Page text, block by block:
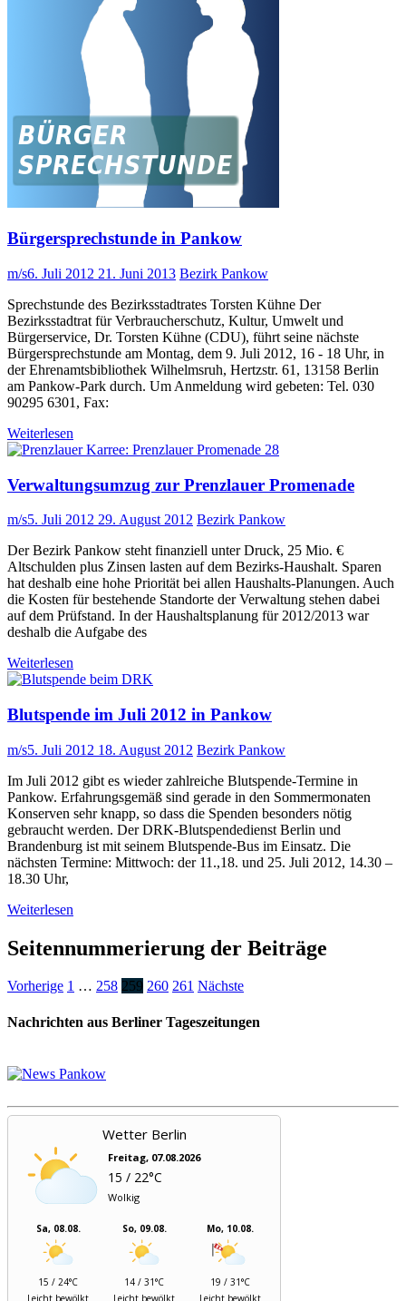
Bürgersprechstunde in Pankow
m/s6. Juli 2012 21. Juni 2013 Bezirk Pankow
Sprechstunde des Bezirksstadtrates Torsten Kühne Der
Bezirksstadtrat für Verbraucherschutz, Kultur, Umwelt und
Bürgerservice, Dr. Torsten Kühne (CDU), führt seine nächste
Bürgersprechstunde am Montag, dem 9. Juli 2012, 16 - 18 Uhr, in
der Ehrenamtsbibliothek Wilhelmsruh, Hertzstr. 61, 13158 Berlin
am Pankow-Park durch. Um Anmeldung wird gebeten: Tel. 030
90295 6301, Fax:
Weiterlesen
Verwaltungsumzug zur Prenzlauer Promenade
m/s5. Juli 2012 29. August 2012 Bezirk Pankow
Der Bezirk Pankow steht finanziell unter Druck, 25 Mio. €
Altschulden plus Zinsen lasten auf dem Bezirks-Haushalt. Sparen
hat deshalb eine hohe Priorität bei allen Haushalts-Planungen. Auch
die Kosten für bestehende Standorte der Verwaltung stehen dabei
auf dem Prüfstand. In der Haushaltsplanung für 2012/2013 war
deshalb die Aufgabe des
Weiterlesen
Blutspende im Juli 2012 in Pankow
m/s5. Juli 2012 18. August 2012 Bezirk Pankow
Im Juli 2012 gibt es wieder zahlreiche Blutspende-Termine in
Pankow. Erfahrungsgemäß sind gerade in den Sommermonaten
Konserven sehr knapp, so dass die Spenden besonders nötig
gebraucht werden. Der DRK-Blutspendedienst Berlin und
Brandenburg ist mit seinem Blutspende-Bus im Einsatz. Die
nächsten Termine: Mittwoch: der 11.,18. und 25. Juli 2012, 14.30 –
18.30 Uhr,
Weiterlesen
Seitennummerierung der Beiträge
Vorherige 1 … 258 259 260 261 Nächste
Nachrichten aus Berliner Tageszeitungen
Wetter Berlin
Freitag, 07.08.2026
15 / 22°C
Wolkig
Sa, 08.08.
15 / 24°C
Leicht bewölkt
So, 09.08.
14 / 31°C
Leicht bewölkt
Mo, 10.08.
19 / 31°C
Leicht bewölkt